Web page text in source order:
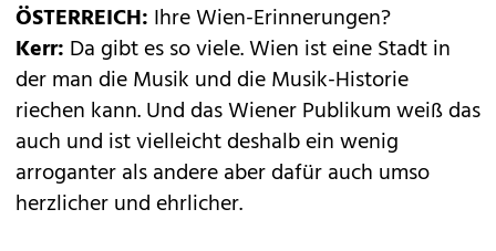
ÖSTERREICH: Ihre Wien-Erinnerungen?
Kerr: Da gibt es so viele. Wien ist eine Stadt in
der man die Musik und die Musik-Historie
riechen kann. Und das Wiener Publikum weiß das
auch und ist vielleicht deshalb ein wenig
arroganter als andere aber dafür auch umso
herzlicher und ehrlicher.